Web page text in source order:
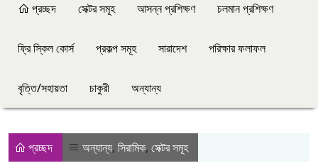
প্রচ্ছদ সেক্টর সমূহ আসন্ন প্রশিক্ষণ চলমান প্রশিক্ষণ
ফ্রি স্কিল কোর্স প্রকল্প সমূহ সারাদেশ পরিক্ষার ফলাফল
বৃত্তি/সহায়তা চাকুরী অন্যান্য
প্রচ্ছদ অন্যান্য, সিরামিক, সেক্টর সমূহ